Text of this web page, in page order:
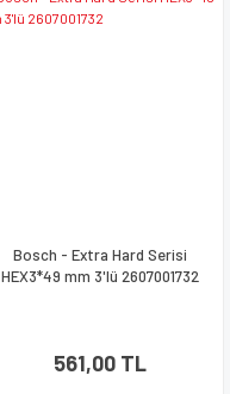
Bosch - Extra Hard Serisi
HEX3*49 mm 3'lü 2607001732
561,00 TL